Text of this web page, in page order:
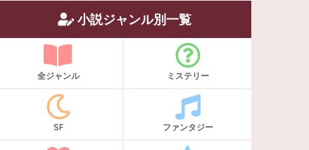
小説ジャンル別一覧
全ジャンル ミステリー
SF ファンタジー